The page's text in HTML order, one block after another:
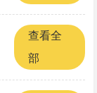
查看全
部